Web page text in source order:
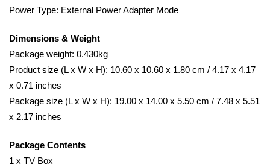
Power Type: External Power Adapter Mode
Dimensions & Weight
Package weight: 0.430kg
Product size (L x W x H): 10.60 x 10.60 x 1.80 cm / 4.17 x 4.17
x 0.71 inches
Package size (L x W x H): 19.00 x 14.00 x 5.50 cm / 7.48 x 5.51
x 2.17 inches
Package Contents
1 x TV Box